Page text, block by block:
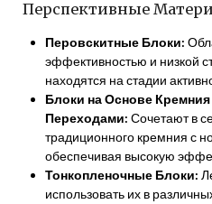
Перспективные
Перовскитные Блоки:
эффективностью и низкой
находятся на стадии
Блоки на Основе Кремния
Переходами: Сочетают в
традиционного кремния с
обеспечивая высокую
Тонкопленочные Блоки:
использовать их в